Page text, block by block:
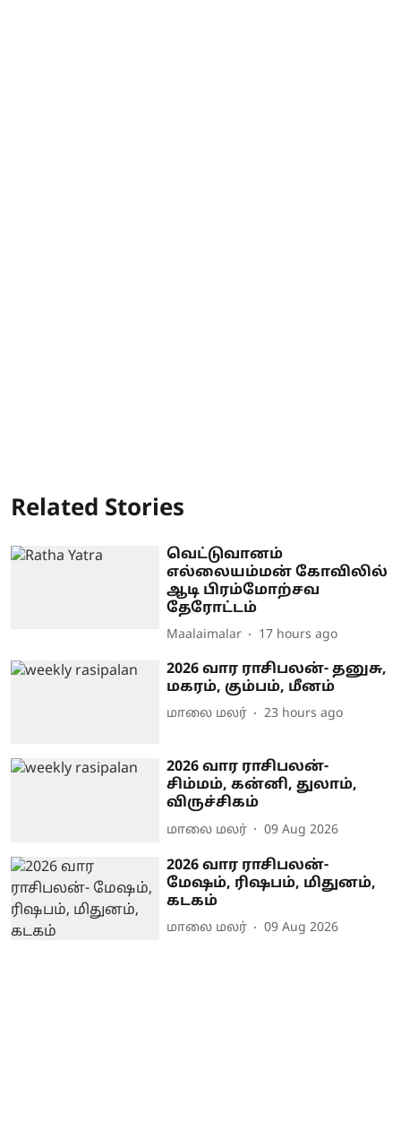
Related Stories
வெட்டுவானம்
எல்லையம்மன் கோவிலில்
ஆடி பிரம்மோற்சவ
தேரோட்டம்
Maalaimalar 17 hours ago
2026 வார ராசிபலன்- தனுசு,
மகரம், கும்பம், மீனம்
மாலை மலர் 23 hours ago
2026 வார ராசிபலன்-
சிம்மம், கன்னி, துலாம்,
விருச்சிகம்
மாலை மலர் 09 Aug 2026
2026 வார ராசிபலன்-
மேஷம், ரிஷபம், மிதுனம்,
கடகம்
மாலை மலர் 09 Aug 2026